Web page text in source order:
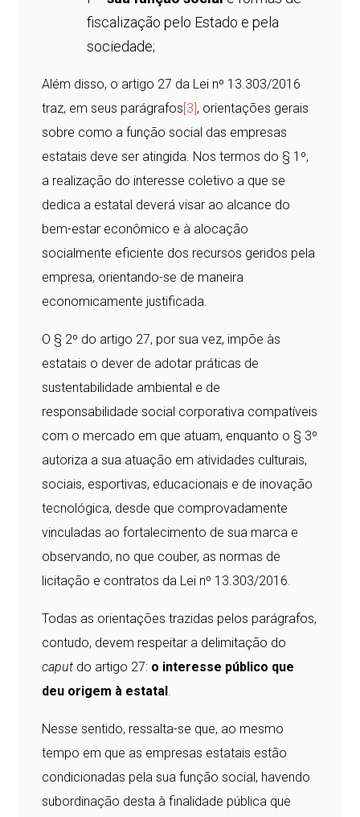
fiscalização pelo Estado e pela
sociedade;
Além disso, o artigo 27 da Lei nº 13.303/2016
traz, em seus parágrafos [3] , orientações gerais
sobre como a função social das empresas
estatais deve ser atingida. Nos termos do § 1º,
a realização do interesse coletivo a que se
dedica a estatal deverá visar ao alcance do
bem-estar econômico e à alocação
socialmente eficiente dos recursos geridos pela
empresa, orientando-se de maneira
economicamente justificada.
O § 2º do artigo 27, por sua vez, impõe às
estatais o dever de adotar práticas de
sustentabilidade ambiental e de
responsabilidade social corporativa compatíveis
com o mercado em que atuam, enquanto o § 3º
autoriza a sua atuação em atividades culturais,
sociais, esportivas, educacionais e de inovação
tecnológica, desde que comprovadamente
vinculadas ao fortalecimento de sua marca e
observando, no que couber, as normas de
licitação e contratos da Lei nº 13.303/2016.
Todas as orientações trazidas pelos parágrafos,
contudo, devem respeitar a delimitação do
caput do artigo 27: o interesse público que
deu origem à estatal .
Nesse sentido, ressalta-se que, ao mesmo
tempo em que as empresas estatais estão
condicionadas pela sua função social, havendo
subordinação desta à finalidade pública que